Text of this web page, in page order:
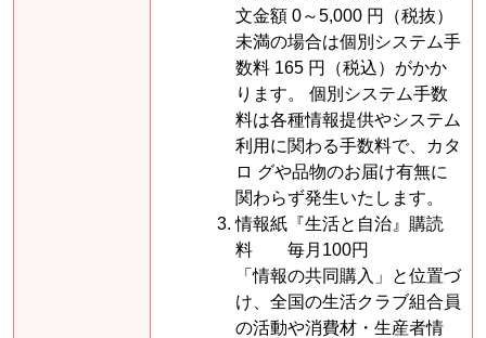
文金額 0～5,000 円（税抜）
未満の場合は個別システム手
数料 165 円（税込）がかか
ります。 個別システム手数
料は各種情報提供やシステム
利用に関わる手数料で、カタ
ロ グや品物のお届け有無に
関わらず発生いたします。
情報紙『生活と自治』購読
料 毎月100円
「情報の共同購入」と位置づ
け、全国の生活クラブ組合員
の活動や消費材・生産者情